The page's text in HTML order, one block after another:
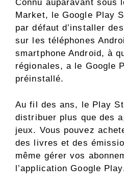
Connu auparavant sous
Market, le Google Play
par défaut d’installer
sur les téléphones
smartphone Android, à
régionales, a le Google
préinstallé.
Au fil des ans, le Play
distribuer plus que des
jeux. Vous pouvez
des livres et des
même gérer vos
l’application Google